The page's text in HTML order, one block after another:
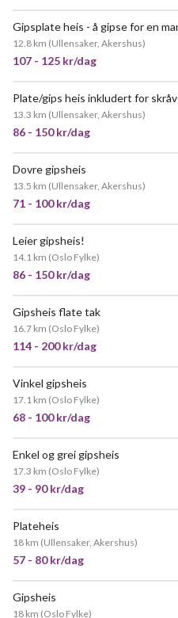
Gipsplate heis - å gipse for en
12.8 km (Ullensaker, Akershus)
107 - 125 kr/dag
Plate/gips heis inkludert for
13.3 km (Ullensaker, Akershus)
86 - 150 kr/dag
Dovre gipsheis
13.5 km (Ullensaker, Akershus)
71 - 100 kr/dag
Leier gipsheis!
14.1 km (Oslo Fylke)
86 - 150 kr/dag
Gipsheis flate tak
16.7 km (Oslo Fylke)
114 - 200 kr/dag
Vinkel gipsheis
17.1 km (Oslo Fylke)
68 - 100 kr/dag
Enkel og grei gipsheis
17.3 km (Oslo Fylke)
39 - 90 kr/dag
Plateheis
18 km (Ullensaker, Akershus)
57 - 80 kr/dag
Gipsheis
18 km (Oslo Fylke)